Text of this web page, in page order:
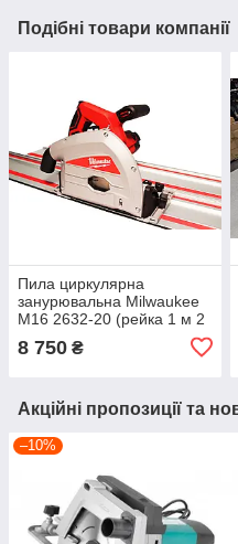
Подібні товари компанії
Пила циркулярна
занурювальна Milwaukee
M16 2632-20 (рейка 1 м 2
8 750 ₴
Акційні пропозиції та
–10%